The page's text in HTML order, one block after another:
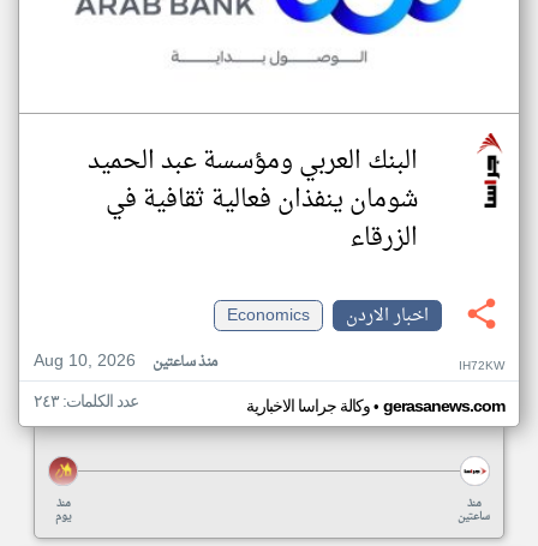
البنك العربي ومؤسسة عبد الحميد
شومان ينفذان فعالية ثقافية في
الزرقاء
اخبار الاردن
Economics
Aug 10, 2026
منذ ساعتين IH72KW
وكالة جراسا الاخبارية• gerasanews.com عدد الكلمات: ٢٤٣
منذ
يوم
منذ
ساعتين